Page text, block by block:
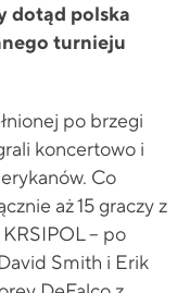
dotąd polska
turnieju
po brzegi
koncertowo i
Co
aż 15 graczy z
– po
Smith i Erik